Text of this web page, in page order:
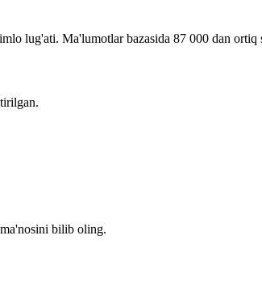
lug'ati. Ma'lumotlar bazasida 87 000 dan ortiq
bilib oling.